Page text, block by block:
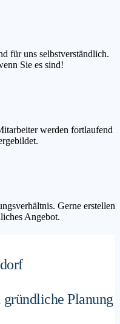
für uns selbstverständlich.
Sie es sind!
werden fortlaufend
Gerne erstellen
Angebot.
Planung